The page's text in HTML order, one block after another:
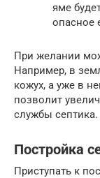
яме
опасное
При желании
Например, в
кожух, а уже в
позволит
службы септика.
Постройка
Приступать к